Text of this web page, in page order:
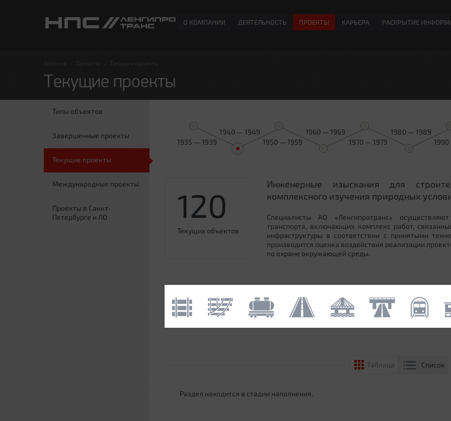
О КОМПАНИИ ДЕЯТЕЛЬНОСТЬ ПРОЕКТЫ КАРЬЕРА РАСКРЫТИЕ
Главная Проекты Текущие проекты
Текущие проекты
Типы объектов
Завершенные проекты
Текущие проекты
Международные проекты
Проекты в Санкт-
Петербурге и ЛО
1935 — 1939
1940 — 1949
1950 — 1959
1960 — 1969
1970 — 1979
1980 — 1989
120
Текущих объектов
Инженерные изыскания для
комплексного изучения природных
Специалисты АО «Ленгипротранс»
транспорта, включающих комплекс работ,
инфраструктуры в соответствии с принятыми
производится оценка воздействия реализации
по охране окружающей среды.
Таблица Список
Раздел находится в стадии наполнения.